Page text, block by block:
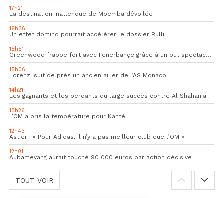
17h21
La destination inattendue de Mbemba dévoilée
16h36
Un effet domino pourrait accélérer le dossier Rulli
15h51
Greenwood frappe fort avec Fenerbahçe grâce à un but spectaculaire
15h06
Lorenzi suit de près un ancien ailier de l’AS Monaco
14h21
Les gagnants et les perdants du large succès contre Al Shahania
13h26
L’OM a pris la température pour Kanté
12h43
Astier : « Pour Adidas, il n’y a pas meilleur club que l’OM »
12h01
Aubameyang aurait touché 90 000 euros par action décisive
TOUT VOIR